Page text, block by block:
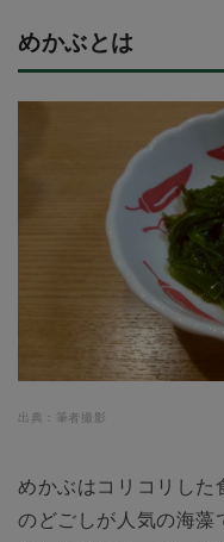
めかぶとは
出典：筆者撮影
めかぶはコリコリした
のどごしが人気の海藻